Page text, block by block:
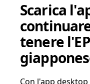
Scarica
tenere
Con l'app